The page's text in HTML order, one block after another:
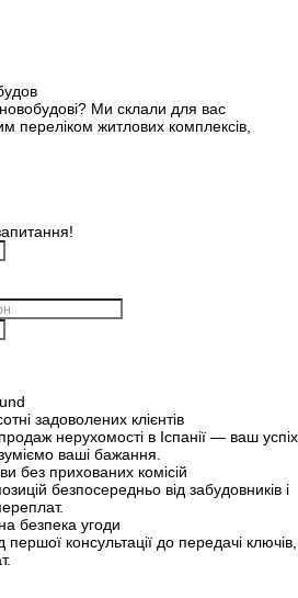
Ми склали для вас
переліком житлових комплексів,
задоволених клієнтів
нерухомості в Іспанії — ваш успіх
ваші бажання.
без прихованих комісій
безпосередньо від забудовників і
безпека угоди
першої консультації до передачі ключів,